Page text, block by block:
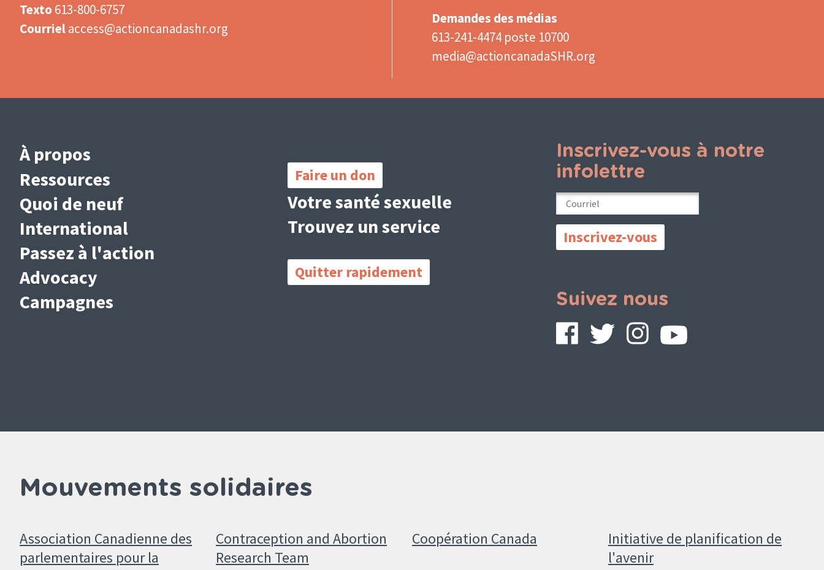
Texto 613-800-6757
Courrielaccess@actioncanadashr.org
Demandes des médias
613-241-4474 poste 10700
media@actioncanadaSHR.org
Main
navigation
(French)
À propos
Ressources
Quoi de neuf
International
Passez à l'action
Advocacy
Campagnes
Links
Faire un don
Votre santé sexuelle
Trouvez un service
Quitter rapidement
Inscrivez-vous à notre
infolettre
Suivez nous
Mouvements solidaires
Association Canadienne des
parlementaires pour la
Contraception and Abortion
Research Team
Coopération Canada
Initiative de planification de
l'avenir